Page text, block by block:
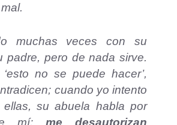
muchas veces con su
padre, pero de nada sirve.
no se puede hacer’,
cuando yo intento
ellas, su abuela habla por
mí; me desautorizan